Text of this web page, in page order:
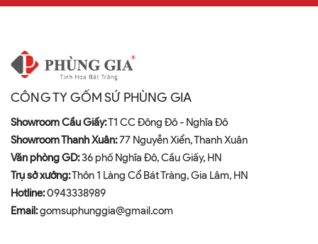
CÔNG TY GỐM SỨ PHÙNG GIA
Showroom Cầu Giấy:T1 CC Đông Đô - Nghĩa Đô
Showroom Thanh Xuân:77 Nguyễn Xiển, Thanh Xuân
Văn phòng GD:36 phố Nghĩa Đô, Cầu Giấy, HN
Trụ sở xưởng:Thôn 1 Làng Cổ Bát Tràng, Gia Lâm, HN
Hotline:0943338989
Email:gomsuphunggia@gmail.com